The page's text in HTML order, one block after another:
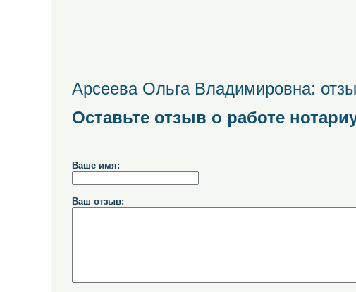
Арсеева Ольга Владимировна:
Оставьте отзыв о работе
Ваше имя:
Ваш отзыв: